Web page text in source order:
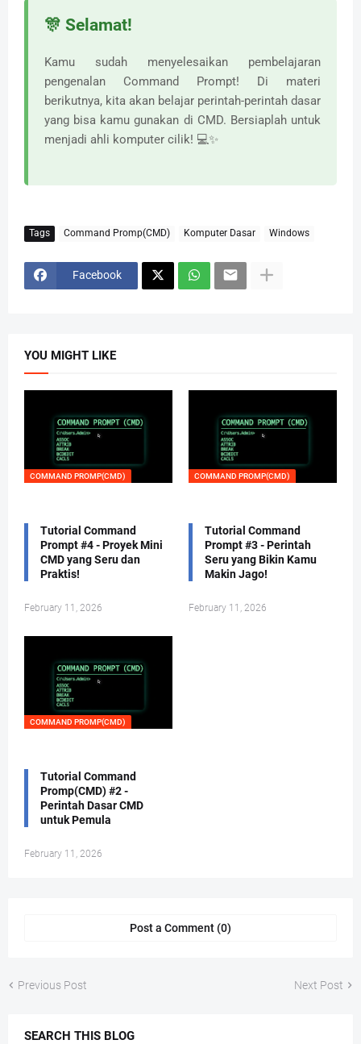
🎊 Selamat!
Kamu sudah menyelesaikan pembelajaran
pengenalan Command Prompt! Di materi
berikutnya, kita akan belajar perintah-perintah dasar
yang bisa kamu gunakan di CMD. Bersiaplah untuk
menjadi ahli komputer cilik! 💻✨
Tags Command Promp(CMD) Komputer Dasar Windows
Facebook
YOU MIGHT LIKE
COMMAND PROMP(CMD)
Tutorial Command
Prompt #4 - Proyek Mini
CMD yang Seru dan
Praktis!
February 11, 2026
COMMAND PROMP(CMD)
Tutorial Command
Prompt #3 - Perintah
Seru yang Bikin Kamu
Makin Jago!
February 11, 2026
COMMAND PROMP(CMD)
Tutorial Command
Promp(CMD) #2 -
Perintah Dasar CMD
untuk Pemula
February 11, 2026
Post a Comment (0)
Previous Post Next Post
SEARCH THIS BLOG